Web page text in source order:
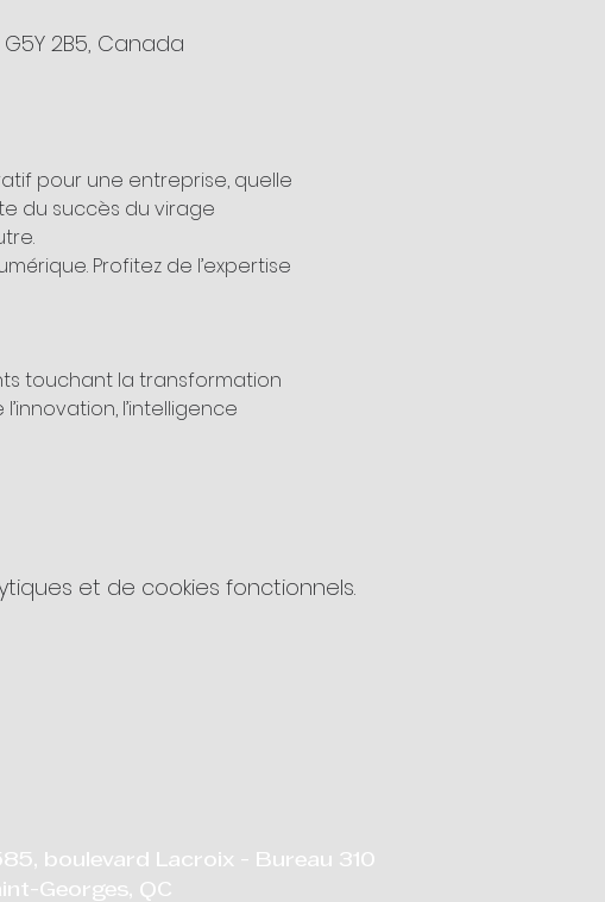
2B5, Canada
pour une entreprise, quelle
du succès du virage
Profitez de l’expertise
touchant la transformation
l’intelligence
et de cookies fonctionnels.
boulevard Lacroix - Bureau 310
Georges, QC